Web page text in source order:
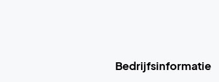
Bedrijfsinformatie